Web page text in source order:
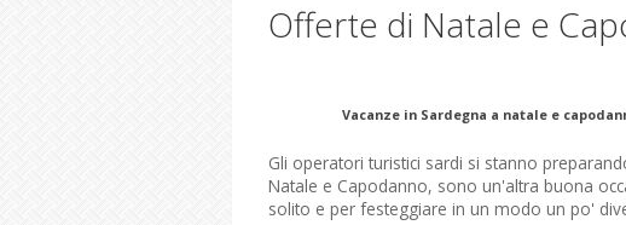
Offerte di Natale e
Vacanze in Sardegna a natale e
Gli operatori turistici sardi si stanno
Natale e Capodanno, sono un'altra buona
solito e per festeggiare in un modo un po'